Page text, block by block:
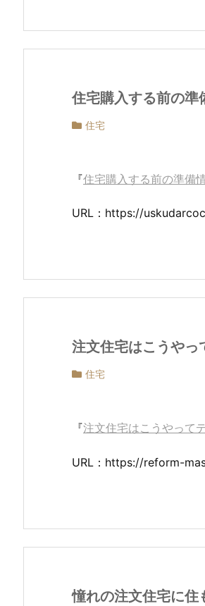
住宅購入する前の準
住宅
『住宅購入する前の準備
URL：https://
注文住宅はこうやっ
住宅
『注文住宅はこうやって
URL：https://reform-
憧れの注文住宅に住